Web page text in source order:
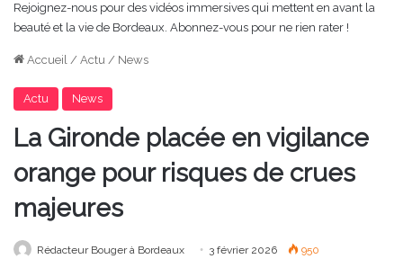
Rejoignez-nous pour des vidéos immersives qui mettent en avant la
beauté et la vie de Bordeaux. Abonnez-vous pour ne rien rater !
Accueil / Actu / News
Actu News
La Gironde placée en vigilance
orange pour risques de crues
majeures
Rédacteur Bouger à Bordeaux 3 février 2026 950